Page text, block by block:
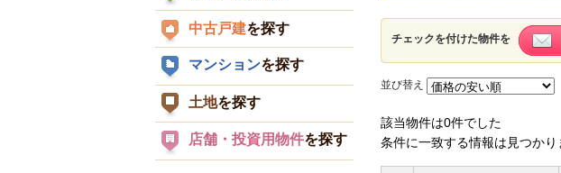
チェックを付けた物件を
並び替え
該当物件は0件でした
条件に一致する情報は見つかり
中古戸建を探す
マンションを探す
土地を探す
店舗・投資用物件を探す